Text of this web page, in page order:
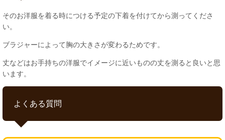
そのお洋服を着る時につける予定の下着を付けてから測ってくださ
い。
ブラジャーによって胸の大きさが変わるためです。
丈などはお手持ちの洋服でイメージに近いものの丈を測ると良いと思
います。
よくある質問